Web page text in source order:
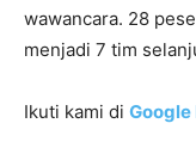
wawancara. 28
menjadi 7 tim
Ikuti kami di Google